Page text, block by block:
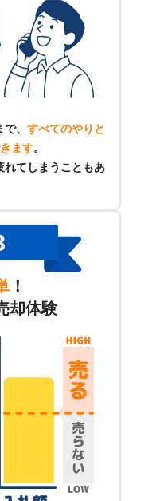
、 すべてのやりと
ます。
れてしまうこともあ
！
却体験